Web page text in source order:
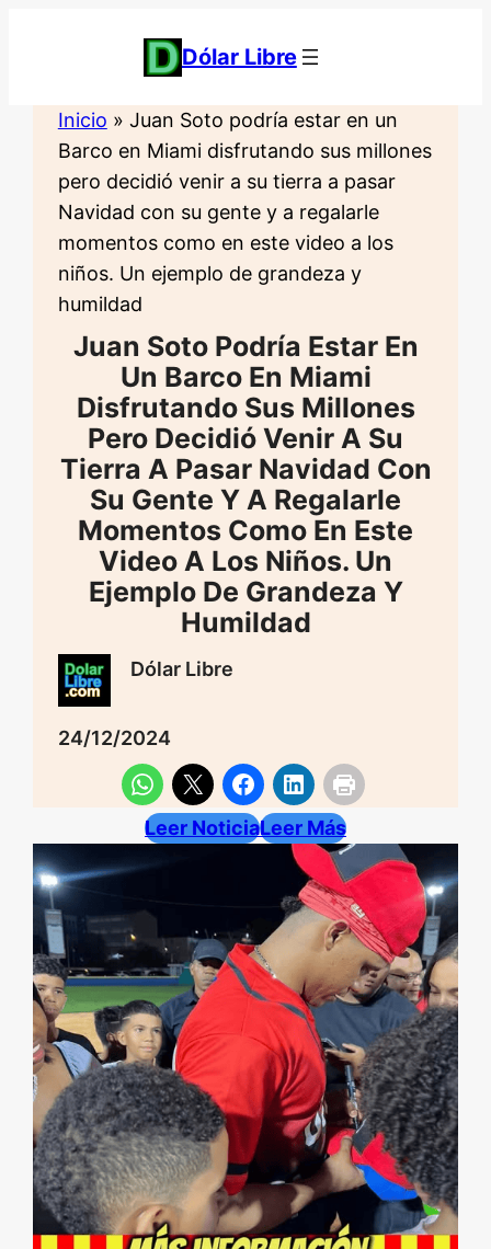
Dólar Libre
Inicio » Juan Soto podría estar en un
Barco en Miami disfrutando sus millones
pero decidió venir a su tierra a pasar
Navidad con su gente y a regalarle
momentos como en este video a los
niños. Un ejemplo de grandeza y
humildad
Juan Soto Podría Estar En
Un Barco En Miami
Disfrutando Sus Millones
Pero Decidió Venir A Su
Tierra A Pasar Navidad Con
Su Gente Y A Regalarle
Momentos Como En Este
Video A Los Niños. Un
Ejemplo De Grandeza Y
Humildad
Dólar Libre
24/12/2024
Leer NoticiaLeer Más